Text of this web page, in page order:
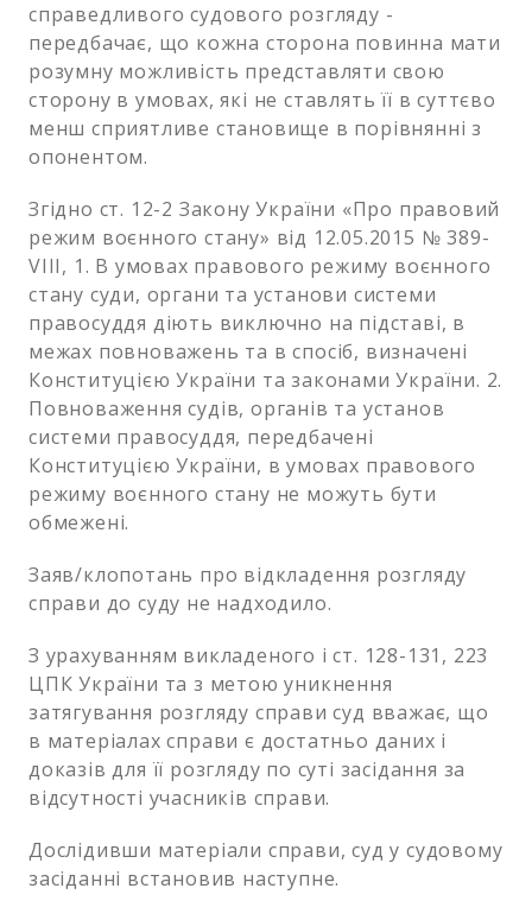
справедливого судового розгляду -
передбачає, що кожна сторона повинна мати
розумну можливість представляти свою
сторону в умовах, які не ставлять її в суттєво
менш сприятливе становище в порівнянні з
опонентом.
Згідно ст. 12-2 Закону України «Про правовий
режим воєнного стану» від 12.05.2015 № 389-
VIII, 1. В умовах правового режиму воєнного
стану суди, органи та установи системи
правосуддя діють виключно на підставі, в
межах повноважень та в спосіб, визначені
Конституцією України та законами України. 2.
Повноваження судів, органів та установ
системи правосуддя, передбачені
Конституцією України, в умовах правового
режиму воєнного стану не можуть бути
обмежені.
Заяв/клопотань про відкладення розгляду
справи до суду не надходило.
З урахуванням викладеного і ст. 128-131, 223
ЦПК України та з метою уникнення
затягування розгляду справи суд вважає, що
в матеріалах справи є достатньо даних і
доказів для її розгляду по суті засідання за
відсутності учасників справи.
Дослідивши матеріали справи, суд у судовому
засіданні встановив наступне.